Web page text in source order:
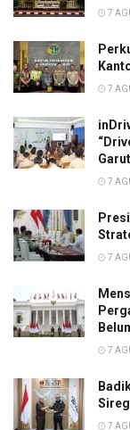
7
7
7
7
7
7